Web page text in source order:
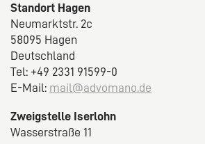
Standort Hagen
Neumarktstr. 2c
58095 Hagen
Deutschland
Tel: +49 2331 91599-0
E-Mail: mail@advomano.de
Zweigstelle Iserlohn
Wasserstraße 11